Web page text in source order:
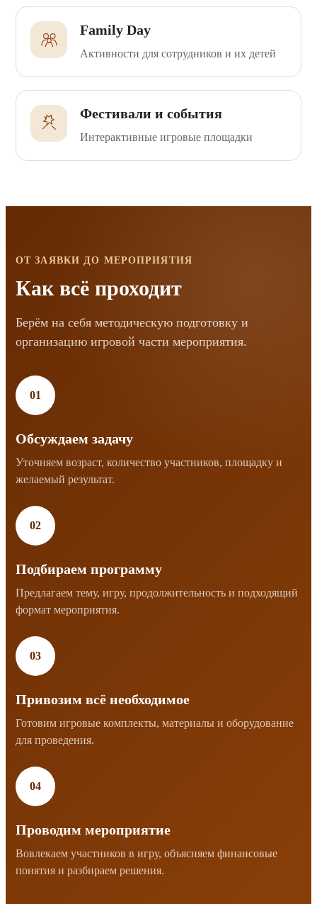
Family Day
Активности для сотрудников и их детей
Фестивали и события
Интерактивные игровые площадки
ОТ ЗАЯВКИ ДО МЕРОПРИЯТИЯ
Как всё проходит
Берём на себя методическую подготовку и
организацию игровой части мероприятия.
01
Обсуждаем задачу
Уточняем возраст, количество участников, площадку и
желаемый результат.
02
Подбираем программу
Предлагаем тему, игру, продолжительность и подходящий
формат мероприятия.
03
Привозим всё необходимое
Готовим игровые комплекты, материалы и оборудование
для проведения.
04
Проводим мероприятие
Вовлекаем участников в игру, объясняем финансовые
понятия и разбираем решения.